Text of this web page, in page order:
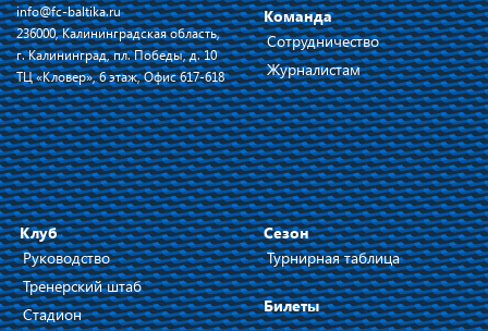
info@fc-baltika.ru
236000, Калининградская область,
г. Калининград, пл. Победы, д. 10
ТЦ «Кловер», 6 этаж, Офис 617-618
Команда
Сотрудничество
Журналистам
Клуб
Руководство
Тренерский штаб
Стадион
Сезон
Турнирная таблица
Билеты